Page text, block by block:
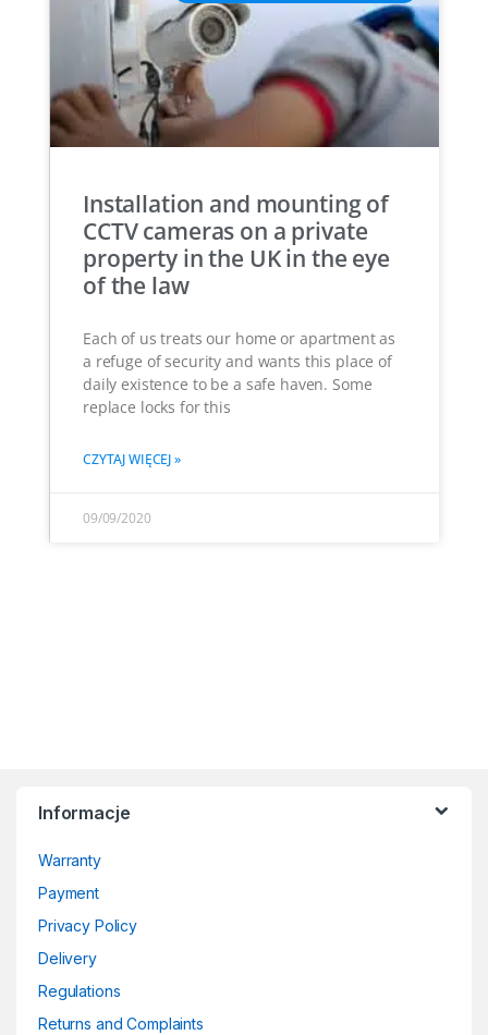
Installation and mounting of
CCTV cameras on a private
property in the UK in the eye
of the law
Each of us treats our home or apartment as
a refuge of security and wants this place of
daily existence to be a safe haven. Some
replace locks for this
CZYTAJ WIĘCEJ »
09/09/2020
Informacje
Warranty
Payment
Privacy Policy
Delivery
Regulations
Returns and Complaints